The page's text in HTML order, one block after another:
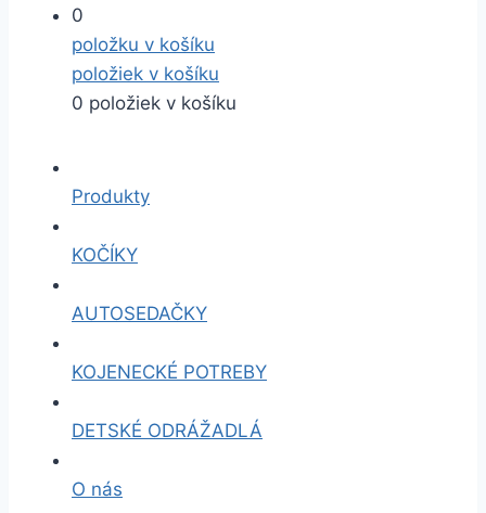
0
položku v košíku
položiek v košíku
0 položiek v košíku
Produkty
KOČÍKY
AUTOSEDAČKY
KOJENECKÉ POTREBY
DETSKÉ ODRÁŽADLÁ
O nás